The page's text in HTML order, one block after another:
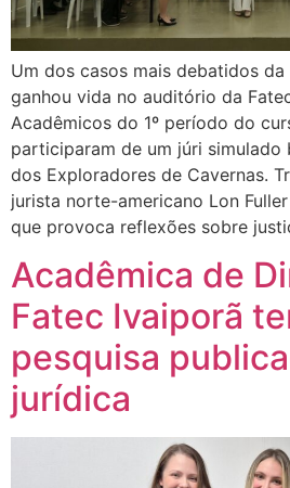
Um dos casos mais debatidos
ganhou vida no auditório da
Acadêmicos do 1º período do
participaram de um júri simulado
dos Exploradores de Cavernas.
jurista norte-americano Lon
que provoca reflexões sobre
Acadêmica de
Fatec Ivaiporã
pesquisa
jurídica